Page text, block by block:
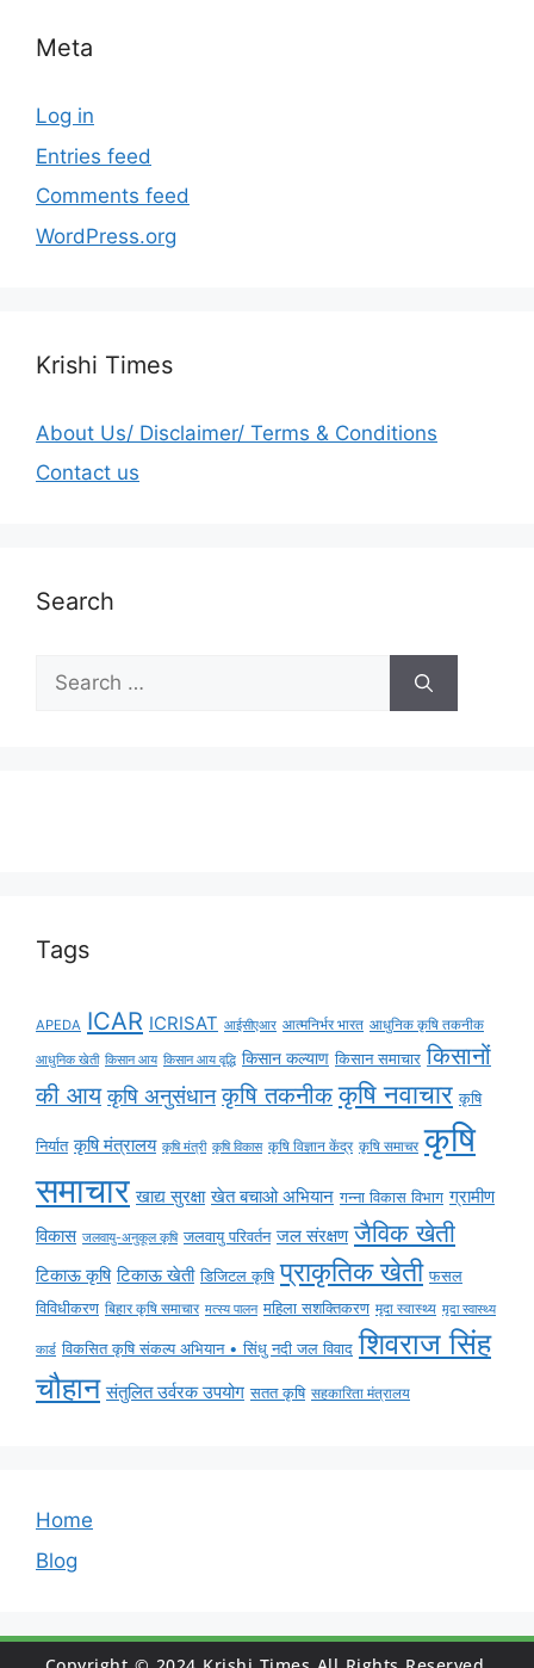
Meta
Log in
Entries feed
Comments feed
WordPress.org
Krishi Times
About Us/ Disclaimer/ Terms & Conditions
Contact us
Search
Tags
APEDA ICAR ICRISAT आईसीएआर आत्मनिर्भर भारत आधुनिक कृषि तकनीक
आधुनिक खेती किसान आय किसान आय वृद्धि किसान कल्याण किसान समाचार किसानों
की आय कृषि अनुसंधान कृषि तकनीक कृषि नवाचार कृषि
निर्यात कृषि मंत्रालय कृषि मंत्री कृषि विकास कृषि विज्ञान केंद्र कृषि समाचर कृषि
समाचार खाद्य सुरक्षा खेत बचाओ अभियान गन्ना विकास विभाग ग्रामीण
विकास जलवायु-अनुकूल कृषि जलवायु परिवर्तन जल संरक्षण जैविक खेती
टिकाऊ कृषि टिकाऊ खेती डिजिटल कृषि प्राकृतिक खेती फसल
विविधीकरण बिहार कृषि समाचार मत्स्य पालन महिला सशक्तिकरण मृदा स्वास्थ्य मृदा स्वास्थ्य
कार्ड विकसित कृषि संकल्प अभियान • सिंधु नदी जल विवाद शिवराज सिंह
चौहान संतुलित उर्वरक उपयोग सतत कृषि सहकारिता मंत्रालय
Home
Blog